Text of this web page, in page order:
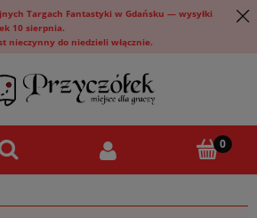
Targach Fantastyki w Gdańsku — wysyłki
10 sierpnia.
nieczynny do niedzieli włącznie.